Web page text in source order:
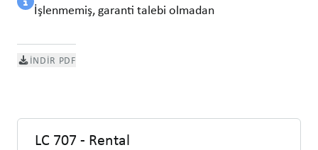
İşlenmemiş, garanti talebi olmadan
İNDIR PDF
LC 707 - Rental